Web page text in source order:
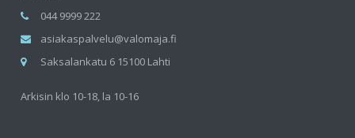
044 9999 222
asiakaspalvelu@valomaja.fi
Saksalankatu 6 15100 Lahti
Arkisin klo 10-18, la 10-16